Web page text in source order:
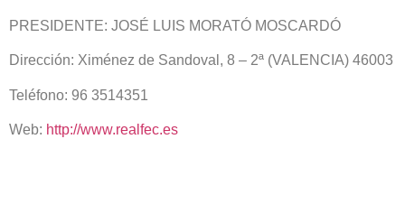
PRESIDENTE: JOSÉ LUIS MORATÓ MOSCARDÓ
Dirección: Ximénez de Sandoval, 8 – 2ª (VALENCIA) 46003
Teléfono: 96 3514351
Web: http://www.realfec.es